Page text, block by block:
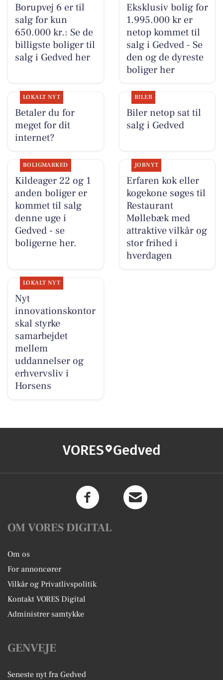
Borupvej 6 er til
salg for kun
650.000 kr.: Se de
billigste boliger til
salg i Gedved her
Eksklusiv bolig for
1.995.000 kr er
netop kommet til
salg i Gedved - Se
den og de dyreste
boliger her
LOKALT NYT
Betaler du for
meget for dit
internet?
BILER
Biler netop sat til
salg i Gedved
BOLIGMARKED
Kildeager 22 og 1
anden boliger er
kommet til salg
denne uge i
Gedved - se
boligerne her.
JOBNYT
Erfaren kok eller
kogekone søges til
Restaurant
Møllebæk med
attraktive vilkår og
stor frihed i
hverdagen
LOKALT NYT
Nyt
innovationskontor
skal styrke
samarbejdet
mellem
uddannelser og
erhvervsliv i
Horsens
VORES Gedved
OM VORES DIGITAL
Om os
For annoncører
Vilkår og Privatlivspolitik
Kontakt VORES Digital
Administrer samtykke
GENVEJE
Seneste nyt fra Gedved